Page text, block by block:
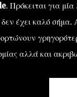
. Πρόκειται για
δεν έχει καλό
αλλά και